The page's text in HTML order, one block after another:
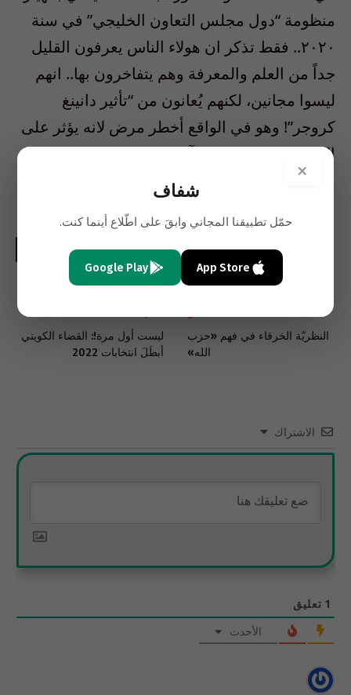
منظومة “دول مجلس التعاون الخليجي” في سنة
٢٠٢٠.. فقط تذكر ان هولاء الناس يعرفون القليل
جداً من العلم والمعرفة وهم يتفاخرون بها.. انهم
ليسوا مجانين، لكنهم يُعانون من “تأثير دانينغ
كروجر”! وهو في الواقع أخطر مرض لانه يؤثر على
العقل الجمعي ويجعل آراء الجماعات الكبيرة
منحصرة في دائرة ضيقة جداً من المعلومات.
فيسبوك تويتر لينكدإن
البريد
الإلكتروني
واتساب
Copy
النظريّة الخرقاء في فهم «حزب
الله»
ليست أول مرة!: القضاء الكويتي
أبطَلَ انتخابات 2022
الاشتراك
1 تعليق
الأحدث
×
شفاف
حمّل تطبيقنا المجاني وابقَ على اطّلاع أينما كنت.
App Store
Google Play